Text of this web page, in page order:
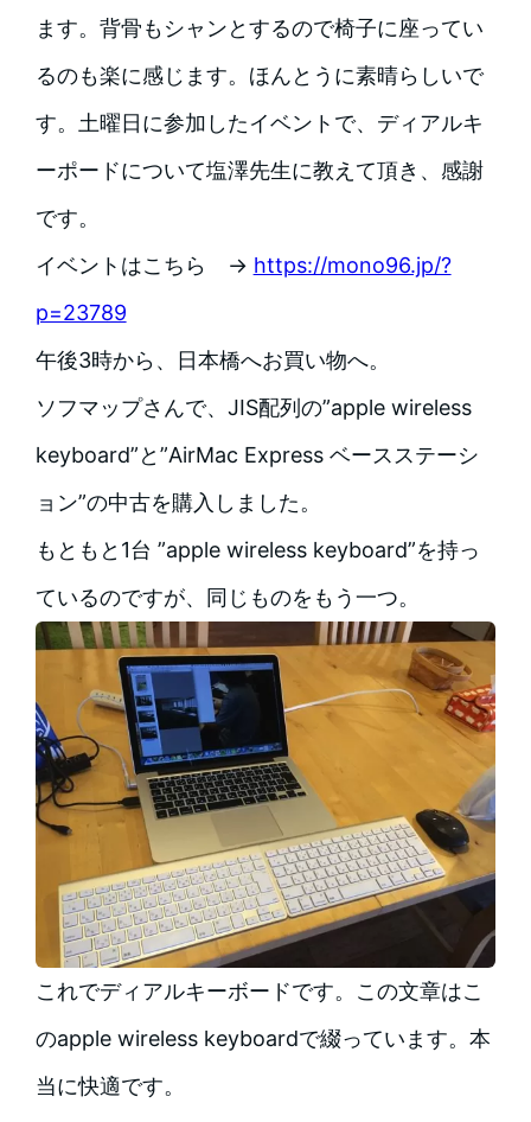
ます。背骨もシャンとするので椅子に座ってい
るのも楽に感じます。ほんとうに素晴らしいで
す。土曜日に参加したイベントで、ディアルキ
ーポードについて塩澤先生に教えて頂き、感謝
です。
イベントはこちら → https://mono96.jp/?
p=23789
午後3時から、日本橋へお買い物へ。
ソフマップさんで、JIS配列の”apple wireless
keyboard”と”AirMac Express ベースステーシ
ョン”の中古を購入しました。
もともと1台 ”apple wireless keyboard”を持っ
ているのですが、同じものをもう一つ。
これでディアルキーボードです。この文章はこ
のapple wireless keyboardで綴っています。本
当に快適です。